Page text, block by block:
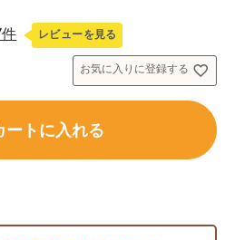
件 レビューを見る
お気に入りに登録する
ートに入れる